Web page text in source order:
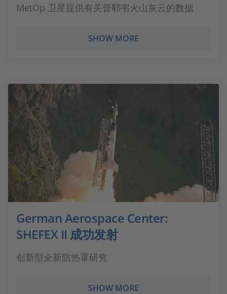
MetOp 卫星提供有关普耶韦火山灰云的数据
SHOW MORE
German Aerospace Center:
SHEFEX II 成功发射
创新型全新防热罩研究
SHOW MORE